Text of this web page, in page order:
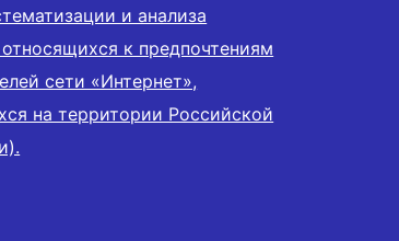
и анализа
к предпочтениям
сети «Интернет»,
на территории Российской